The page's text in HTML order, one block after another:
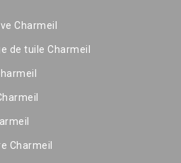
Charmeil
de tuile Charmeil
Charmeil